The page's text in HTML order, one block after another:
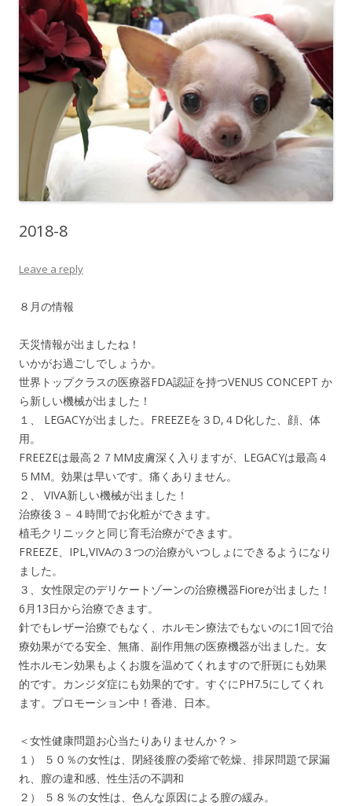
2018-8
Leave a reply
８月の情報
天災情報が出ましたね！
いかがお過ごしでしょうか。
世界トップクラスの医療器FDA認証を持つVENUS CONCEPT か
ら新しい機械が出ました！
１、 LEGACYが出ました。FREEZEを３D,４D化した、顔、体
用。
FREEZEは最高２７MM皮膚深く入りますが、LEGACYは最高４
５MM。効果は早いです。痛くありません。
２、 VIVA新しい機械が出ました！
治療後３－４時間でお化粧ができます。
植毛クリニックと同じ育毛治療ができます。
FREEZE、IPL,VIVAの３つの治療がいつしょにできるようになり
ました。
３、女性限定のデリケートゾーンの治療機器Fioreが出ました！
6月13日から治療できます。
針でもレザー治療でもなく、ホルモン療法でもないのに1回で治
療効果がでる安全、無痛、副作用無の医療機器が出ました。女
性ホルモン効果もよくお腹を温めてくれますので肝斑にも効果
的です。カンジダ症にも効果的です。すぐにPH7.5にしてくれ
ます。プロモーション中！香港、日本。
＜女性健康問題お心当たりありませんか？＞
１） ５０％の女性は、閉経後膣の委縮で乾燥、排尿問題で尿漏
れ、膣の違和感、性生活の不調和
２） ５８％の女性は、色んな原因による膣の緩み。